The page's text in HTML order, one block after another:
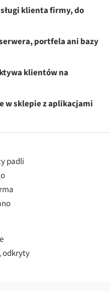
klienta firmy, do
portfela ani bazy
klientów na
w sklepie z aplikacjami
padli
odkryty